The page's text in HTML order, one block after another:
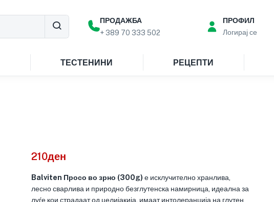
ПРОДАЖБА
+ 389 70 333 502
ПРОФИЛ
Логирај се
ТЕСТЕНИНИ РЕЦЕПТИ
210ден
Balviten Просо во зрно (300g) е исклучително хранлива,
лесно сварлива и природно безглутенска намирница, идеална за
луѓе кои страдаат од целијакија, имаат интолеранција на глутен